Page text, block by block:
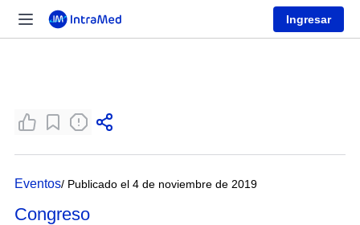
Ingresar
Eventos/ Publicado el 4 de noviembre de 2019
Congreso